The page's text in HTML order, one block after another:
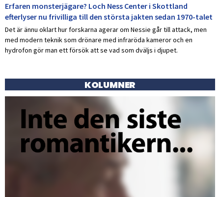
Erfaren monsterjägare? Loch Ness Center i Skottland
efterlyser nu frivilliga till den största jakten sedan 1970-talet
Det är ännu oklart hur forskarna agerar om Nessie går till attack, men
med modern teknik som drönare med infraröda kameror och en
hydrofon gör man ett försök att se vad som dväljs i djupet.
KOLUMNER